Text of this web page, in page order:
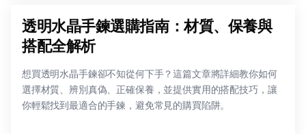
透明水晶手鍊選購指南：材質、保養與
搭配全解析
想買透明水晶手鍊卻不知從何下手？這篇文章將詳細教你如何
選擇材質、辨別真偽、正確保養，並提供實用的搭配技巧，讓
你輕鬆找到最適合的手鍊，避免常見的購買陷阱。